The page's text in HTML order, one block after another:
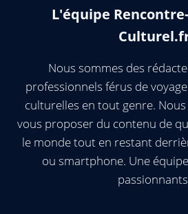
L'équipe
Nous sommes des
professionnels férus de
culturelles en tout genre.
vous proposer du contenu de
le monde tout en restant
ou smartphone. Une